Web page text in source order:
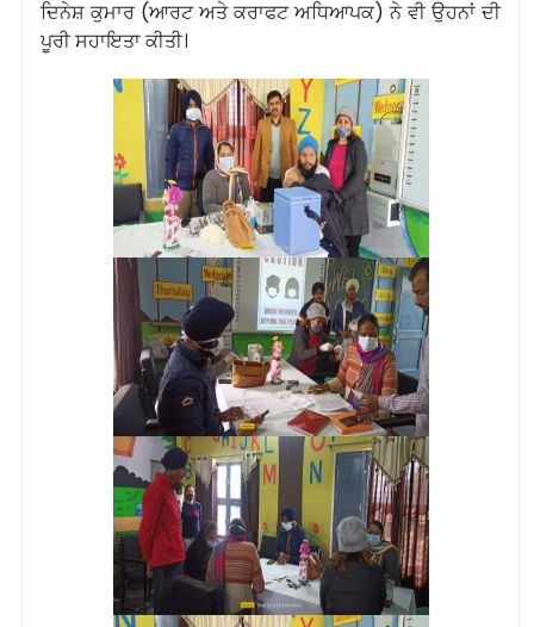
ਦਿਨੇਸ਼ ਕੁਮਾਰ (ਆਰਟ ਅਤੇ ਕਰਾਫਟ ਅਧਿਆਪਕ) ਨੇ ਵੀ ਉਹਨਾਂ ਦੀ
ਪੂਰੀ ਸਹਾਇਤਾ ਕੀਤੀ।